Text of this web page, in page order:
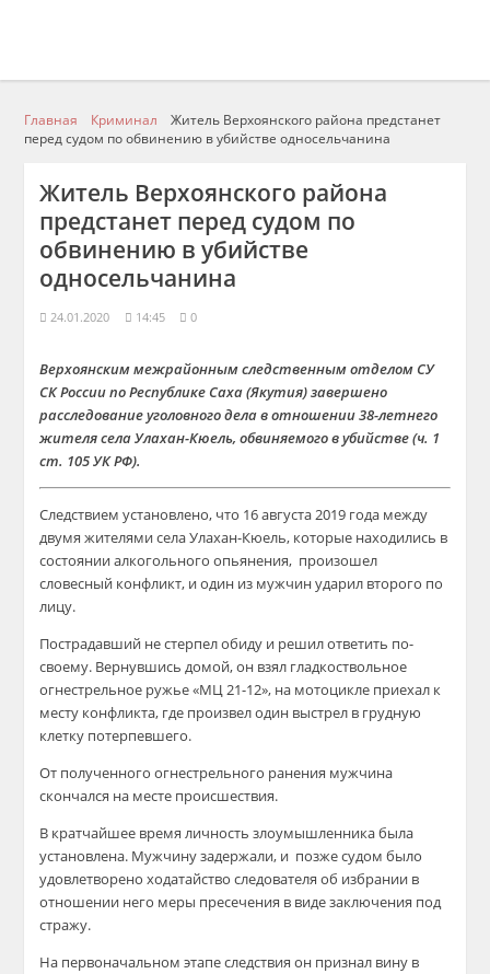
Главная Криминал
Житель Верхоянского района предстанет
перед судом по обвинению в убийстве односельчанина
Житель Верхоянского района
предстанет перед судом по
обвинению в убийстве
односельчанина
24.01.2020 14:45 0
Верхоянским межрайонным следственным отделом СУ
СК России по Республике Саха (Якутия) завершено
расследование уголовного дела в отношении 38-летнего
жителя села Улахан-Кюель, обвиняемого в убийстве (ч. 1
ст. 105 УК РФ).
Следствием установлено, что 16 августа 2019 года между
двумя жителями села Улахан-Кюель, которые находились в
состоянии алкогольного опьянения, произошел
словесный конфликт, и один из мужчин ударил второго по
лицу.
Пострадавший не стерпел обиду и решил ответить по-
своему. Вернувшись домой, он взял гладкоствольное
огнестрельное ружье «МЦ 21-12», на мотоцикле приехал к
месту конфликта, где произвел один выстрел в грудную
клетку потерпевшего.
От полученного огнестрельного ранения мужчина
скончался на месте происшествия.
В кратчайшее время личность злоумышленника была
установлена. Мужчину задержали, и позже судом было
удовлетворено ходатайство следователя об избрании в
отношении него меры пресечения в виде заключения под
стражу.
На первоначальном этапе следствия он признал вину в